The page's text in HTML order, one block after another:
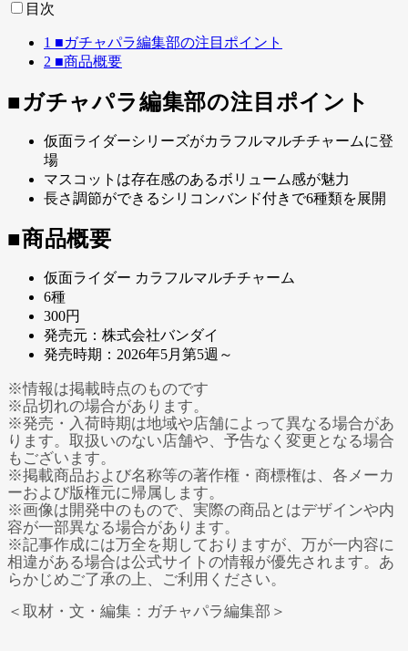
目次
1 ■ガチャパラ編集部の注目ポイント
2 ■商品概要
■ガチャパラ編集部の注目ポイント
仮面ライダーシリーズがカラフルマルチチャームに登
場
マスコットは存在感のあるボリューム感が魅力
長さ調節ができるシリコンバンド付きで6種類を展開
■商品概要
仮面ライダー カラフルマルチチャーム
6種
300円
発売元：株式会社バンダイ
発売時期：2026年5月第5週～
※情報は掲載時点のものです
※品切れの場合があります。
※発売・入荷時期は地域や店舗によって異なる場合があ
ります。取扱いのない店舗や、予告なく変更となる場合
もございます。
※掲載商品および名称等の著作権・商標権は、各メーカ
ーおよび版権元に帰属します。
※画像は開発中のもので、実際の商品とはデザインや内
容が一部異なる場合があります。
※記事作成には万全を期しておりますが、万が一内容に
相違がある場合は公式サイトの情報が優先されます。あ
らかじめご了承の上、ご利用ください。
＜取材・文・編集：ガチャパラ編集部＞